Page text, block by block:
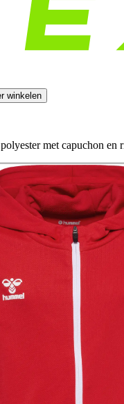
winkelen
met capuchon